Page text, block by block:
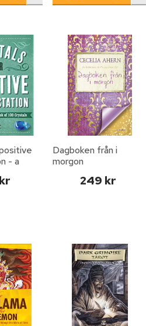
- a
Dagboken från i
morgon
249 kr